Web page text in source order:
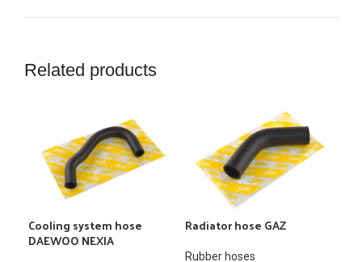
Related products
Cooling system hose
DAEWOO NEXIA
Radiator hose GAZ
Rubber hoses